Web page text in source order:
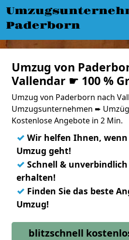
Paderborn
Umzug von
Vallendar ☛ 100 %
Umzug von Paderborn nach
Umzugsunternehmen ➨
Kostenlose Angebote in 2 Min.
✓ Wir helfen Ihnen,
Umzug geht!
✓ Schnell &
erhalten!
✓ Finden Sie das beste
Umzug!
blitzschnell